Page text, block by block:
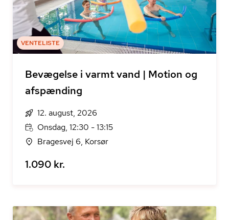
VENTELISTE
Bevægelse i varmt vand | Motion og
afspænding
12. august, 2026
Onsdag, 12:30 - 13:15
Bragesvej 6, Korsør
1.090 kr.